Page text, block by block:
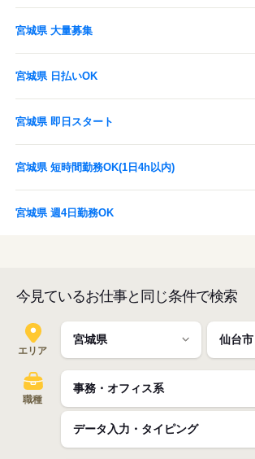
宮城県 大量募集
宮城県 日払いOK
宮城県 即日スタート
宮城県 短時間勤務OK(1日4h以内)
宮城県 週4日勤務OK
今見ているお仕事と同じ条件で検索
エリア
職種